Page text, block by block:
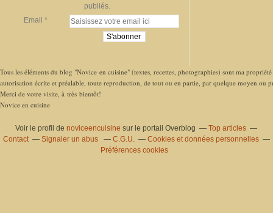
publiés.
Email
Tous les éléments du blog "Novice en cuisine" (textes, recettes, photographies) sont ma
autorisation écrite et préalable, toute reproduction, de tout ou en partie, par quelque moyen ou
Merci de votre visite, à très bientôt!
Novice en cuisine
Voir le profil denoviceencuisine sur le portail Overblog
Top articles
Contact
Signaler un abus C.G.U.
Cookies et données personnelles
Préférences cookies